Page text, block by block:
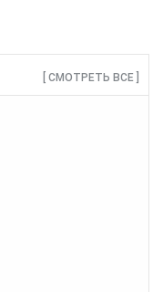
[ СМОТРЕТЬ ВСЕ ]